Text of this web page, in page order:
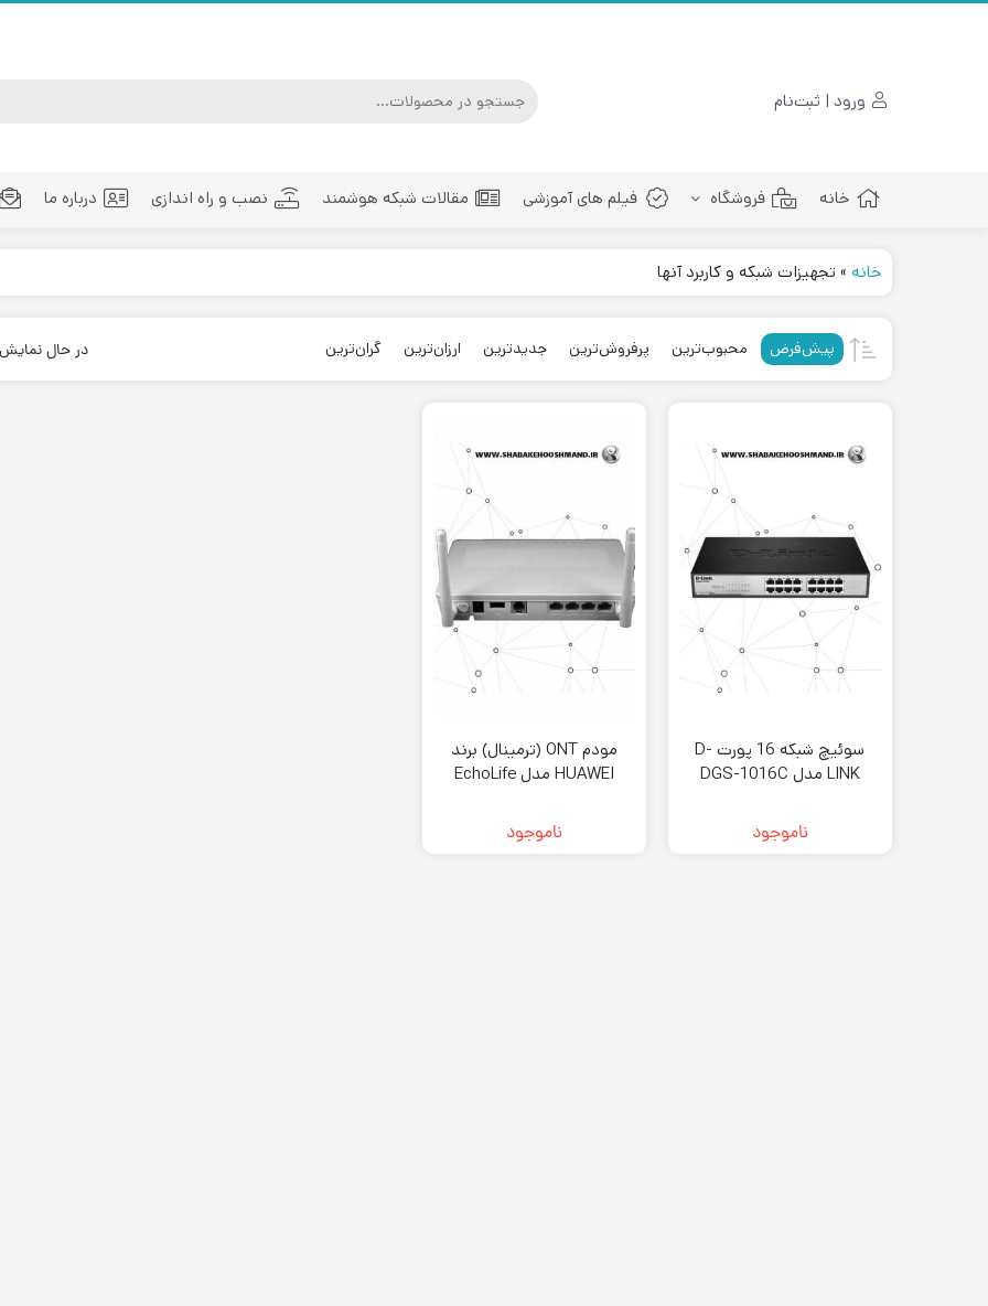
ورود | ثبت‌نام
خانه فروشگاه فیلم های آموزشی مقالات شبکه هوشمند نصب و راه اندازی درباره ما
خانه » تجهیزات شبکه و کاربرد آنها
پیش‌فرض محبوب‌ترین پرفروش‌ترین جدیدترین ارزان‌ترین گران‌ترین در حال نمایش ۲
سوئیچ شبکه 16 پورت D-
LINK مدل DGS-1016C
ناموجود
مودم ONT (ترمینال) برند
HUAWEI مدل EchoLife
ناموجود